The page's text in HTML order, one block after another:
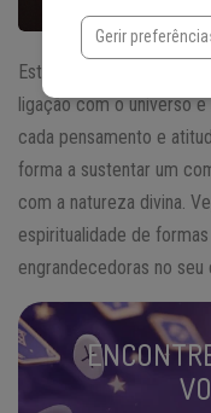
Estar conectado
ligação com o universo
cada pensamento e
forma a sustentar um
com a natureza divina.
espiritualidade de
engrandecedoras no seu
Gerir